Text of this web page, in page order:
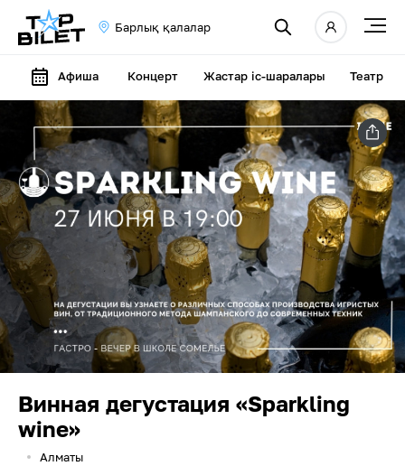
Барлық қалалар
Афиша Концерт Жастар іс-шаралары Театр
Винная дегустация «Sparkling
wine»
Алматы